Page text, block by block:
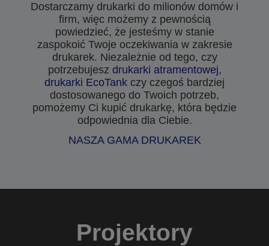
Dostarczamy drukarki do milionów domów i
firm, więc możemy z pewnością
powiedzieć, że jesteśmy w stanie
zaspokoić Twoje oczekiwania w zakresie
drukarek. Niezależnie od tego, czy
potrzebujesz drukarki atramentowej,
drukarki EcoTank czy czegoś bardziej
dostosowanego do Twoich potrzeb,
pomożemy Ci kupić drukarkę, która będzie
odpowiednia dla Ciebie.
NASZA GAMA DRUKAREK
Projektory